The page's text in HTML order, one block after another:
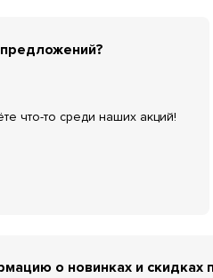
что-то среди наших акций!
о новинках и скидках